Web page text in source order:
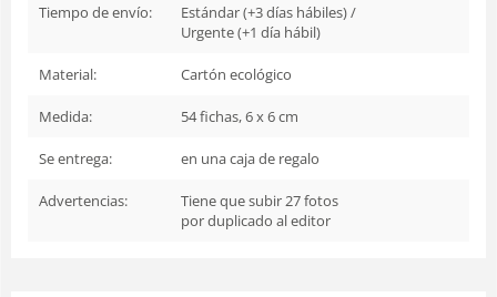
Tiempo de envío:
Estándar (+3 días hábiles) /
Urgente (+1 día hábil)
Material: Cartón ecológico
Medida: 54 fichas, 6 x 6 cm
Se entrega: en una caja de regalo
Advertencias:
Tiene que subir 27 fotos
por duplicado al editor